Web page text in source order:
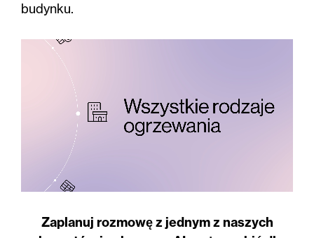
budynku.
Zaplanuj rozmowę z jednym z naszych